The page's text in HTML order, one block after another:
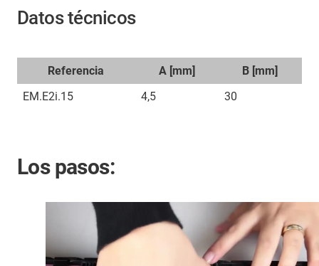
Datos técnicos
Referencia A [mm]
B [mm]
EM.E2i.15
4,5 30
Los pasos: